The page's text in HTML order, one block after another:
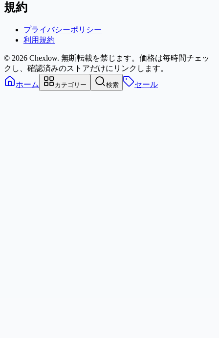
規約
プライバシーポリシー
利用規約
© 2026 Chexlow. 無断転載を禁じます。 価格は毎時間チェッ
クし、確認済みのストアだけにリンクします。
ホーム
カテゴリー 検索 セール